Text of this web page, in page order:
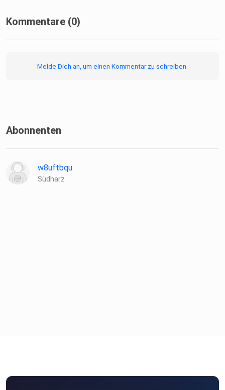
Kommentare (0)
Melde Dich an, um einen Kommentar zu schreiben.
Abonnenten
w8uftbqu
Südharz